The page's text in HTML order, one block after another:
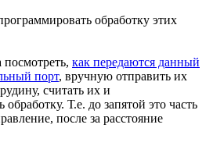
обработку этих
как передаются данный
порт, вручную отправить их
считать их и
обработку. Т.е. до запятой это часть
после за расстояние